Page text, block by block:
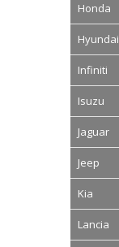
Honda
Hyundai
Infiniti
Isuzu
Jaguar
Jeep
Kia
Lancia